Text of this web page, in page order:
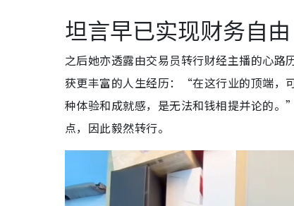
坦言早已实现财务自由
之后她亦透露由交易员转行财经主播的心
获更丰富的人生经历：“在这行业的顶端，
种体验和成就感，是无法和钱相提并论的
点，因此毅然转行。